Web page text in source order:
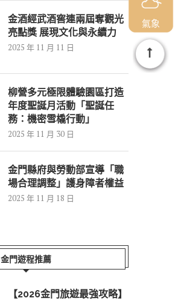
金酒經武酒窖連兩屆奪觀光
亮點獎 展現文化與永續力
2025 年 11 月 11 日
柳營多元極限體驗園區打造
年度聖誕月活動「聖誕任
務：機密雪橇行動」
2025 年 11 月 30 日
金門縣府與勞動部宣導「職
場合理調整」護身障者權益
2025 年 11 月 18 日
金門遊程推薦
【2026金門旅遊最強攻略】
氣象